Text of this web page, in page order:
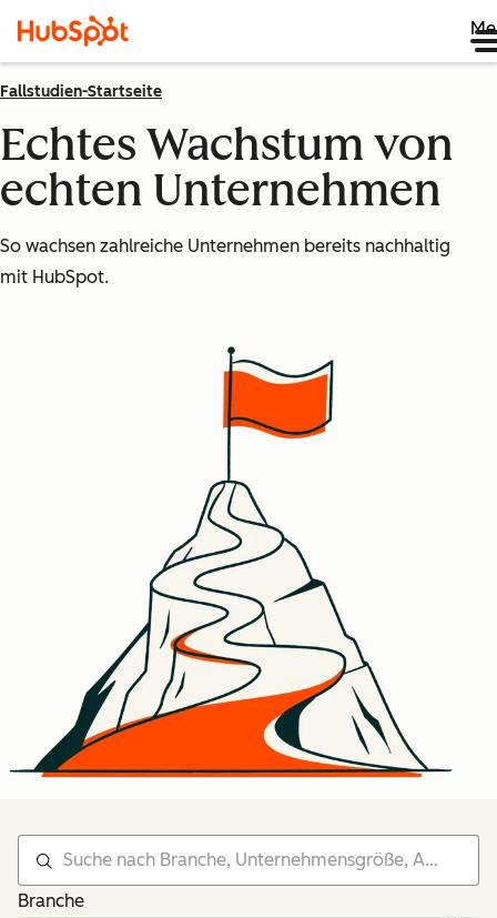
Fallstudien-Startseite
Echtes Wachstum von
echten Unternehmen
So wachsen zahlreiche Unternehmen bereits nachhaltig
mit HubSpot.
Branche